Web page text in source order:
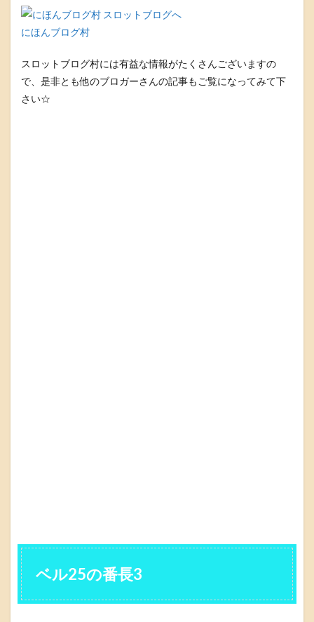
にほんブログ村
スロットブログ村には有益な情報がたくさんございますの
で、是非とも他のブロガーさんの記事もご覧になってみて下
さい☆
ベル25の番長3